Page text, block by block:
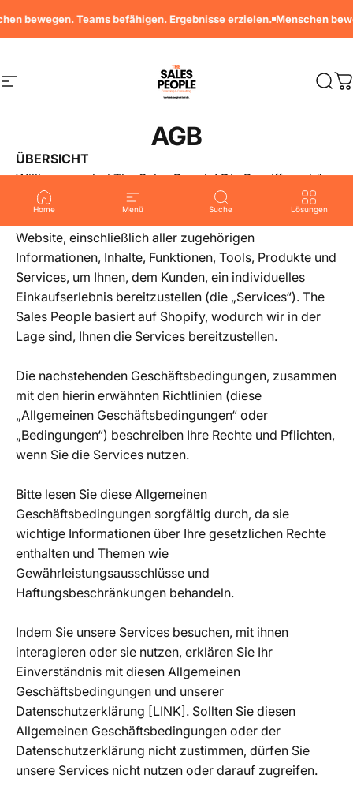
Teams befähigen. Ergebnisse erzielen. Menschen
Seitennavigation The Sales People
Home Menü Suche Lösungen
AGB
ÜBERSICHT
Willkommen bei The Sales People! Die Begriffe „wir“,
„uns“ und „unser“ beziehen sich auf The Sales People.
Website, einschließlich aller zugehörigen
Informationen, Inhalte, Funktionen, Tools, Produkte und
Services, um Ihnen, dem Kunden, ein individuelles
Einkaufserlebnis bereitzustellen (die „Services“). The
Sales People basiert auf Shopify, wodurch wir in der
Lage sind, Ihnen die Services bereitzustellen.
Die nachstehenden Geschäftsbedingungen, zusammen
mit den hierin erwähnten Richtlinien (diese
„Allgemeinen Geschäftsbedingungen“ oder
„Bedingungen“) beschreiben Ihre Rechte und Pflichten,
wenn Sie die Services nutzen.
Bitte lesen Sie diese Allgemeinen
Geschäftsbedingungen sorgfältig durch, da sie
wichtige Informationen über Ihre gesetzlichen Rechte
enthalten und Themen wie
Gewährleistungsausschlüsse und
Haftungsbeschränkungen behandeln.
Indem Sie unsere Services besuchen, mit ihnen
interagieren oder sie nutzen, erklären Sie Ihr
Einverständnis mit diesen Allgemeinen
Geschäftsbedingungen und unserer
Datenschutzerklärung [LINK]. Sollten Sie diesen
Allgemeinen Geschäftsbedingungen oder der
Datenschutzerklärung nicht zustimmen, dürfen Sie
unsere Services nicht nutzen oder darauf zugreifen.